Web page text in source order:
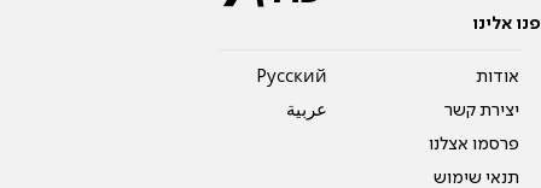
פנו אלינו
אודות
יצירת קשר
פרסמו אצלנו
תנאי שימוש
Pусский
عربية